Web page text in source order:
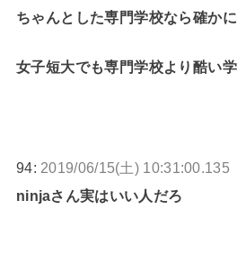
ちゃんとした専門学校なら確かに
女子短大でも専門学校より酷い
94: 2019/06/15(土) 10:31:00.135
ninjaさん実はいい人だろ